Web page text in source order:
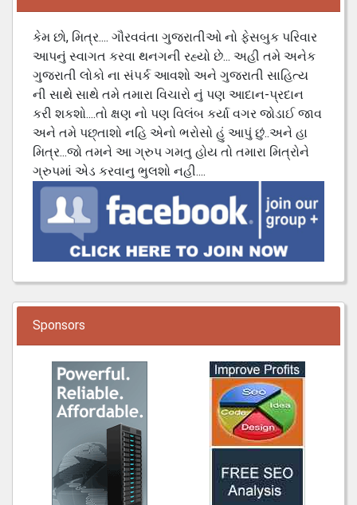
કેમ છો, મિત્ર.... ગૌરવવંતા ગુજરાતીઓ નો ફેસબુક પરિવાર
આપનું સ્વાગત કરવા થનગની રહ્યો છે... અહી તમે અનેક
ગુજરાતી લોકો ના સંપર્ક આવશો અને ગુજરાતી સાહિત્ય
ની સાથે સાથે તમે તમારા વિચારો નું પણ આદાન-પ્રદાન
કરી શકશો....તો ક્ષણ નો પણ વિલંબ કર્યા વગર જોડાઈ જાવ
અને તમે પછ્તાશો નહિ એનો ભરોસો હું આપું છું..અને હા
મિત્ર...જો તમને આ ગ્રુપ ગમતુ હોય તો તમારા મિત્રોને
ગ્રુપમાં એડ કરવાનુ ભુલશો નહી....
Sponsors